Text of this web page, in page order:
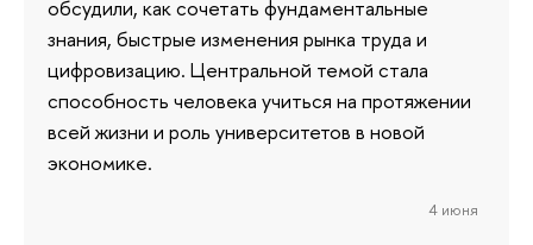
обсудили, как сочетать фундаментальные
знания, быстрые изменения рынка труда и
цифровизацию. Центральной темой стала
способность человека учиться на протяжении
всей жизни и роль университетов в новой
экономике.
4 июня